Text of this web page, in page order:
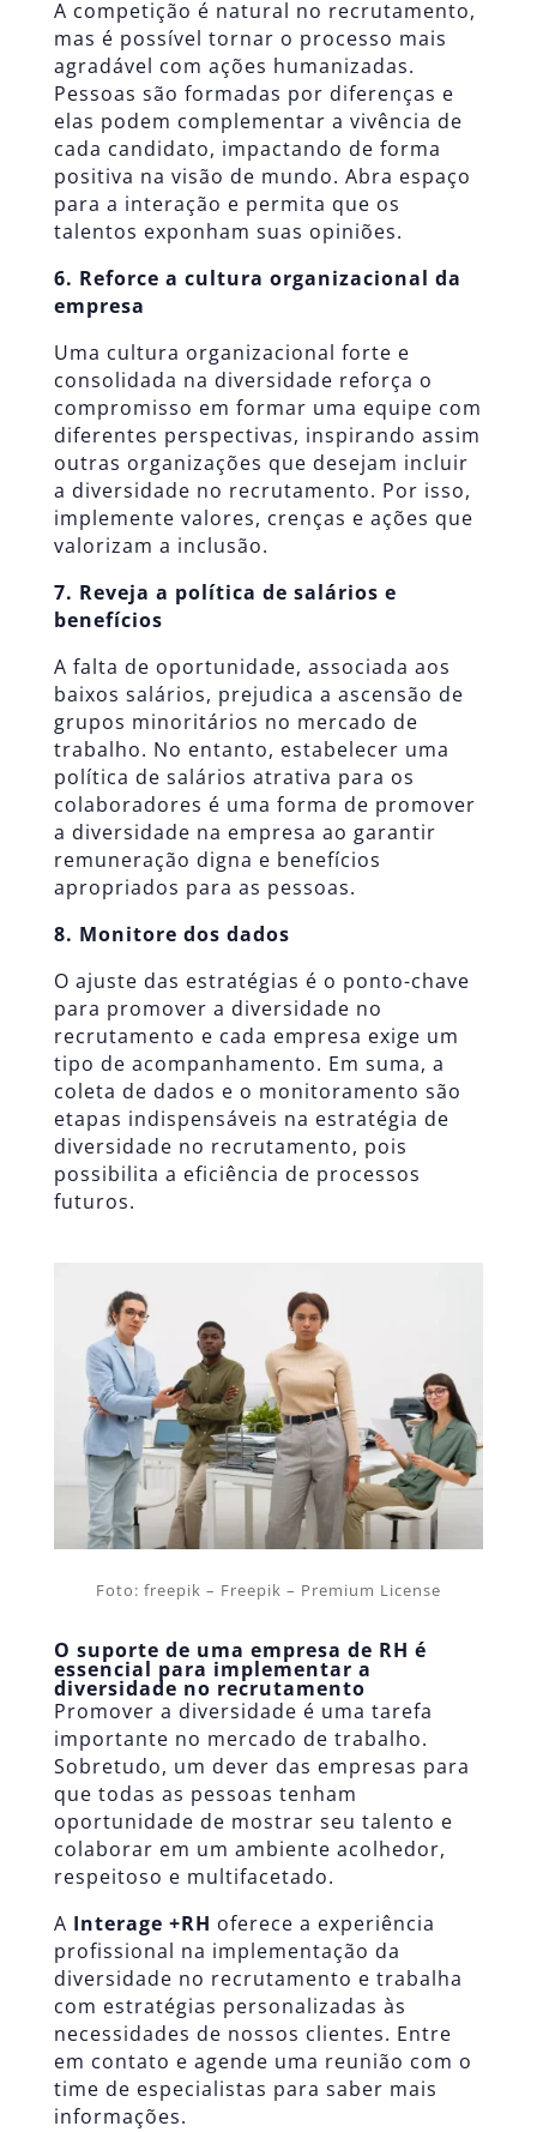
A competição é natural no recrutamento,
mas é possível tornar o processo mais
agradável com ações humanizadas.
Pessoas são formadas por diferenças e
elas podem complementar a vivência de
cada candidato, impactando de forma
positiva na visão de mundo. Abra espaço
para a interação e permita que os
talentos exponham suas opiniões.
6. Reforce a cultura organizacional da
empresa
Uma cultura organizacional forte e
consolidada na diversidade reforça o
compromisso em formar uma equipe com
diferentes perspectivas, inspirando assim
outras organizações que desejam incluir
a diversidade no recrutamento. Por isso,
implemente valores, crenças e ações que
valorizam a inclusão.
7. Reveja a política de salários e
benefícios
A falta de oportunidade, associada aos
baixos salários, prejudica a ascensão de
grupos minoritários no mercado de
trabalho. No entanto, estabelecer uma
política de salários atrativa para os
colaboradores é uma forma de promover
a diversidade na empresa ao garantir
remuneração digna e benefícios
apropriados para as pessoas.
8. Monitore dos dados
O ajuste das estratégias é o ponto-chave
para promover a diversidade no
recrutamento e cada empresa exige um
tipo de acompanhamento. Em suma, a
coleta de dados e o monitoramento são
etapas indispensáveis na estratégia de
diversidade no recrutamento, pois
possibilita a eficiência de processos
futuros.
Foto: freepik – Freepik – Premium License
O suporte de uma empresa de RH é
essencial para implementar a
diversidade no recrutamento
Promover a diversidade é uma tarefa
importante no mercado de trabalho.
Sobretudo, um dever das empresas para
que todas as pessoas tenham
oportunidade de mostrar seu talento e
colaborar em um ambiente acolhedor,
respeitoso e multifacetado.
A Interage +RH oferece a experiência
profissional na implementação da
diversidade no recrutamento e trabalha
com estratégias personalizadas às
necessidades de nossos clientes. Entre
em contato e agende uma reunião com o
time de especialistas para saber mais
informações.